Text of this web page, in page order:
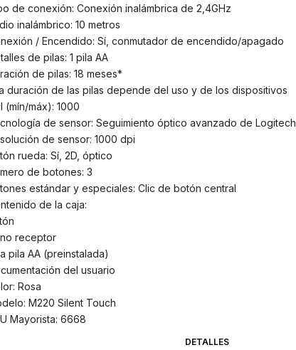
de conexión: Conexión inalámbrica de 2,4GHz
inalámbrico: 10 metros
/ Encendido: Sí, conmutador de encendido/apagado
de pilas: 1 pila AA
de pilas: 18 meses*
duración de las pilas depende del uso y de los dispositivos
(mín/máx): 1000
de sensor: Seguimiento óptico avanzado de Logitech
de sensor: 1000 dpi
rueda: Sí, 2D, óptico
de botones: 3
estándar y especiales: Clic de botón central
de la caja:
receptor
pila AA (preinstalada)
del usuario
Rosa
M220 Silent Touch
Mayorista: 6668
DETALLES